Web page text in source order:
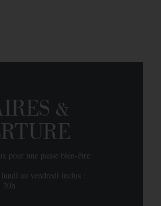
&
pour une pause bien-être
au vendredi inclus :
20h